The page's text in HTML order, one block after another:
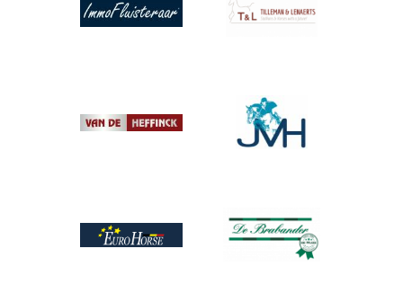
Afbeelding
Afbeelding
Afbeelding
Afbeelding